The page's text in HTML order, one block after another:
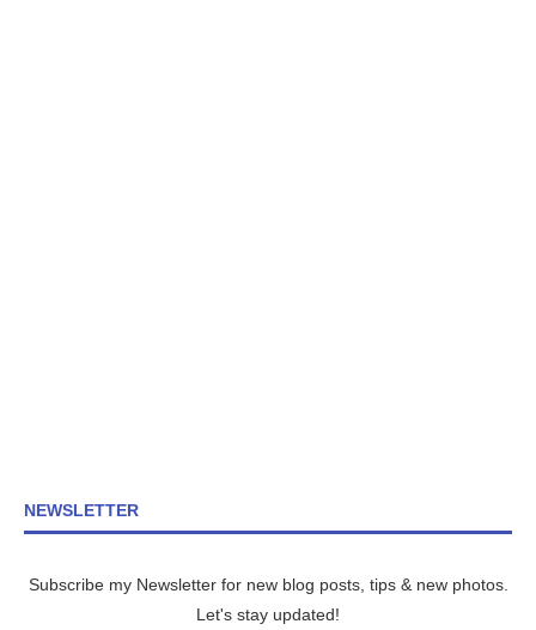
NEWSLETTER
Subscribe my Newsletter for new blog posts, tips & new photos.
Let's stay updated!